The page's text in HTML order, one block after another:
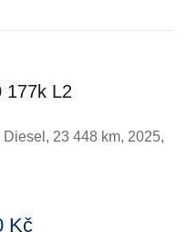
177k L2
Diesel , 23 448 km, 2025,
Kč